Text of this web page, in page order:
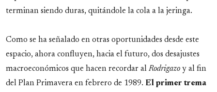
terminan siendo duras, quitándole la cola a la jeringa.
Como se ha señalado en otras oportunidades desde este
espacio, ahora confluyen, hacia el futuro, dos desajustes
macroeconómicos que hacen recordar al Rodrigazo y al fin
del Plan Primavera en febrero de 1989. El primer trema